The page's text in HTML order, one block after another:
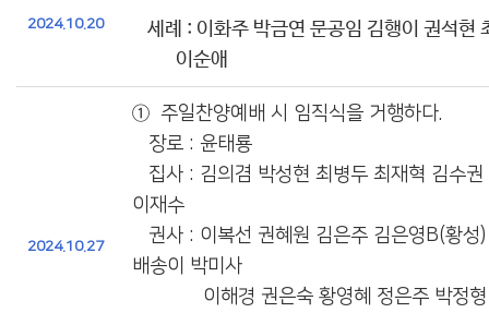
2024.10.20
세례 : 이화주 박금연 문공임 김행이 권석현
이순애
2024.10.27
① 주일찬양예배 시 임직식을 거행하다.
장로 : 윤태룡
집사 : 김의겸 박성현 최병두 최재혁 김수권
이재수
권사 : 이복선 권혜원 김은주 김은영B(황성
배송이 박미사
이해경 권은숙 황영혜 정은주 박정형